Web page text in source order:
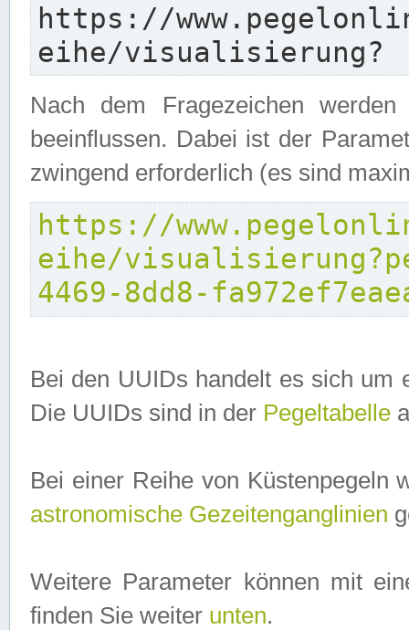
https://
eihe/visualisierung?
Nach dem Fragezeichen
beeinflussen. Dabei ist der
zwingend erforderlich (es sind
https://
eihe/
4469-8dd8-
Bei den UUIDs handelt es sich um
Die UUIDs sind in der Pegeltabelle
Bei einer Reihe von Küstenpegeln
astronomische Gezeitenganglinien
Weitere Parameter können mit
finden Sie weiter unten.